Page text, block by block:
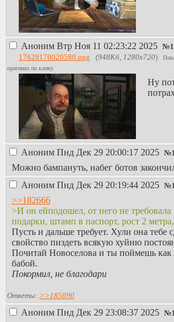
Аноним Втр Ноя 11 02:23:22 2025 №
17628170020580.png (948Кб, 1280x720)
оригинал по клику.
Ну
Аноним Пнд Дек 29 20:00:17 2025 №
Можно бампануть, набег ботов
Аноним Пнд Дек 29 20:19:44 2025 №
>>182666
>И он ейподошел, от него не требовала
подарки, штамп в паспорт, рост 2 метра,
Пусть и дальше требует. Хули она тебе
свойство пиздеть всякую хуйню
Почитай Новоселова и ты поймешь как
бабой.
Покормил, не благодари
Ответы: >>185090
Аноним Пнд Дек 29 23:08:37 2025 №